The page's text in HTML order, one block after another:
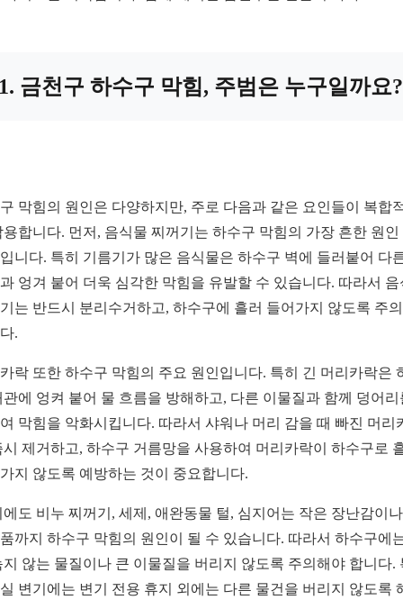
금천구 하수구 막힘, 주범은 누구일까요?
막힘의 원인은 다양하지만, 주로 다음과 같은 요인들이 복합
용합니다. 먼저, 음식물 찌꺼기는 하수구 막힘의 가장 흔한 원인
니다. 특히 기름기가 많은 음식물은 하수구 벽에 들러붙어 다
엉겨 붙어 더욱 심각한 막힘을 유발할 수 있습니다. 따라서 음
는 반드시 분리수거하고, 하수구에 흘러 들어가지 않도록 주
.
락 또한 하수구 막힘의 주요 원인입니다. 특히 긴 머리카락은
관에 엉켜 붙어 물 흐름을 방해하고, 다른 이물질과 함께 덩어리
막힘을 악화시킵니다. 따라서 샤워나 머리 감을 때 빠진 머리
시 제거하고, 하수구 거름망을 사용하여 머리카락이 하수구로
지 않도록 예방하는 것이 중요합니다.
에도 비누 찌꺼기, 세제, 애완동물 털, 심지어는 작은 장난감이
까지 하수구 막힘의 원인이 될 수 있습니다. 따라서 하수구에
지 않는 물질이나 큰 이물질을 버리지 않도록 주의해야 합니다.
변기에는 변기 전용 휴지 외에는 다른 물건을 버리지 않도록